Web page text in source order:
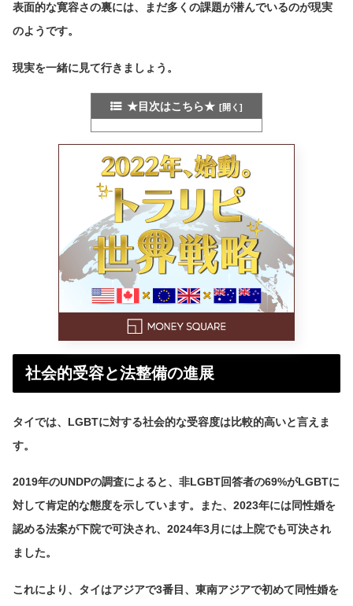
表面的な寛容さの裏には、まだ多くの課題が潜んでいるのが現実
のようです。
現実を一緒に見て行きましょう。
★目次はこちら★
社会的受容と法整備の進展
タイでは、LGBTに対する社会的な受容度は比較的高いと言えま
す。
2019年のUNDPの調査によると、非LGBT回答者の69%がLGBTに
対して肯定的な態度を示しています。また、2023年には同性婚を
認める法案が下院で可決され、2024年3月には上院でも可決され
ました。
これにより、タイはアジアで3番目、東南アジアで初めて同性婚を